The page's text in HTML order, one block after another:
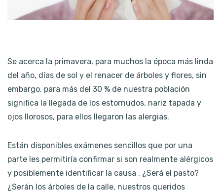
Se acerca la primavera, para muchos la época más linda
del año, días de sol y el renacer de árboles y flores, sin
embargo, para más del 30 % de nuestra población
significa la llegada de los estornudos, nariz tapada y
ojos llorosos, para ellos llegaron las alergias.
Están disponibles exámenes sencillos que por una
parte les permitiría confirmar si son realmente alérgicos
y posiblemente identificar la causa . ¿Será el pasto?
¿Serán los árboles de la calle, nuestros queridos